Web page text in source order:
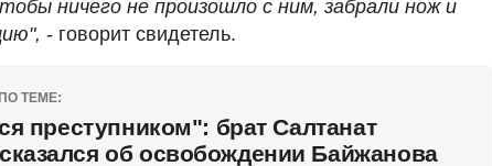
ничего не произошло с ним, забрали нож и
- говорит свидетель.
ТЕМЕ:
преступником": брат Салтанат
об освобождении Байжанова